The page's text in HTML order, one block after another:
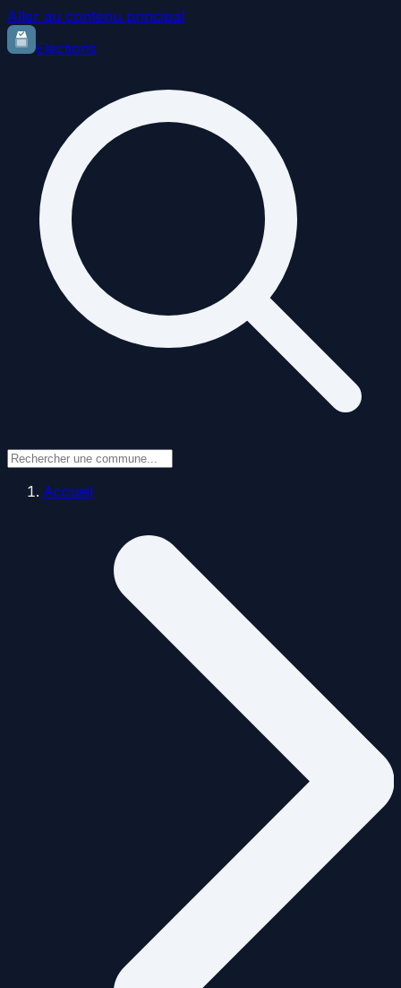
Aller au contenu principal
Elections
Accueil